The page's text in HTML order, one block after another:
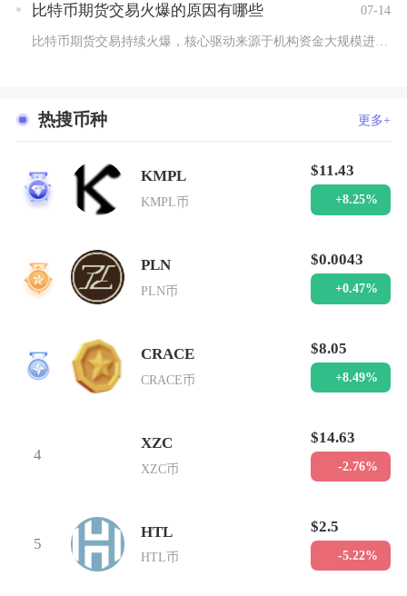
比特币期货交易火爆的原因有哪些 07-14
比特币期货交易持续火爆，核心驱动来源于机构资金大规模进场、双...
热搜币种 更多+
1
KMPL
KMPL币
$11.43
+8.25%
2
PLN
PLN币
$0.0043
+0.47%
3
CRACE
CRACE币
$8.05
+8.49%
4
XZC
XZC币
$14.63
-2.76%
5
HTL
HTL币
$2.5
-5.22%